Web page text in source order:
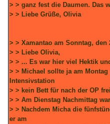
> > ganz fest die Daumen. Das
> > Liebe Grüße, Olivia
> > Xamantao am Sonntag, den
> > Liebe Olivia,
> > ... Es war hier viel Hektik
> > Michael sollte ja am
Intensivstation
> > kein Bett für nach der OP
> > Am Dienstag Nachmittag
> > Nachdem Micha die
er am